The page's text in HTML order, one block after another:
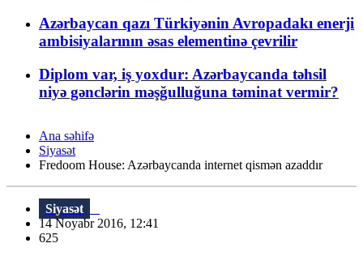
Azərbaycan qazı Türkiyənin Avropadakı enerji
ambisiyalarının əsas elementinə çevrilir
Diplom var, iş yoxdur: Azərbaycanda təhsil
niyə gənclərin məşğulluğuna təminat vermir?
Ana səhifə
Siyasət
Fredoom House: Azərbaycanda internet qismən azaddır
Siyasət
14 Noyabr 2016, 12:41
625